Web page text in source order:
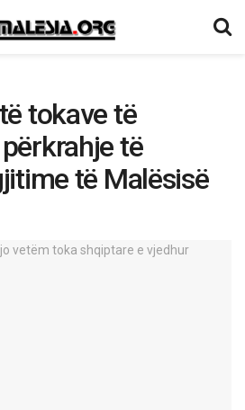
tokave të
të
të Malësisë